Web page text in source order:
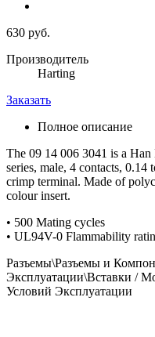
630 руб.
Производитель
Harting
Заказать
Полное описание
The 09 14 006 3041 is a
series, male, 4 contacts, 0.14
crimp terminal. Made of
colour insert.
• 500 Mating cycles
• UL94V-0 Flammability
Разъемы\Разъемы и
Эксплуатации\Вставки /
Условий Эксплуатации